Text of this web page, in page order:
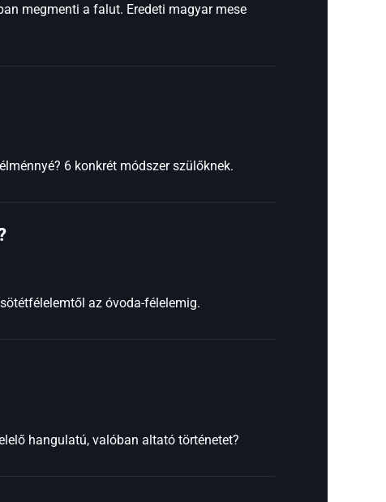
megmenti a falut. Eredeti magyar mese
6 konkrét módszer szülőknek.
az óvoda-félelemig.
hangulatú, valóban altató történetet?